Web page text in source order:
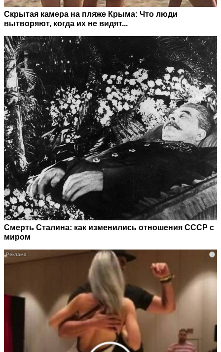
Скрытая камера на пляже Крыма: Что люди
вытворяют, когда их не видят...
Смерть Сталина: как изменились отношения СССР с
миром
i